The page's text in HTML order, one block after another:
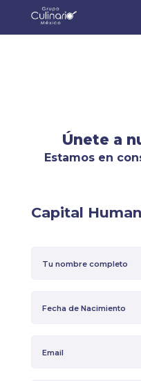
Únete a
Estamos en
Capital